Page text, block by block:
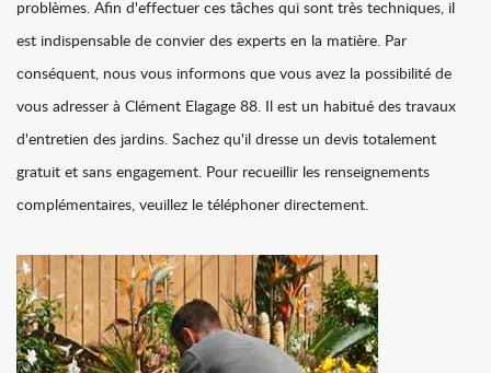
problèmes. Afin d'effectuer ces tâches qui sont très techniques, il
est indispensable de convier des experts en la matière. Par
conséquent, nous vous informons que vous avez la possibilité de
vous adresser à Clément Elagage 88. Il est un habitué des travaux
d'entretien des jardins. Sachez qu'il dresse un devis totalement
gratuit et sans engagement. Pour recueillir les renseignements
complémentaires, veuillez le téléphoner directement.